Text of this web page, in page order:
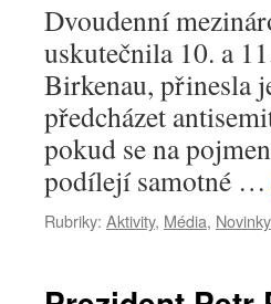
Dvoudenní
uskutečnila 10. a
Birkenau, přinesla
předcházet
pokud se na
podílejí samotné …
Rubriky: Aktivity, Média, Novinky